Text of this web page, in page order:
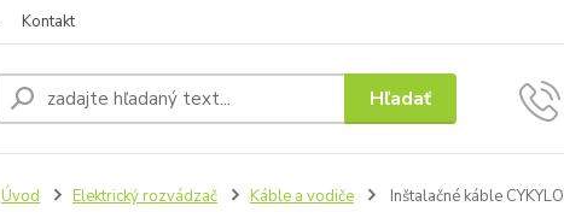
Kontakt
Hľadať
Úvod Elektrický rozvádzač Káble a vodiče Inštalačné káble CYKYLO